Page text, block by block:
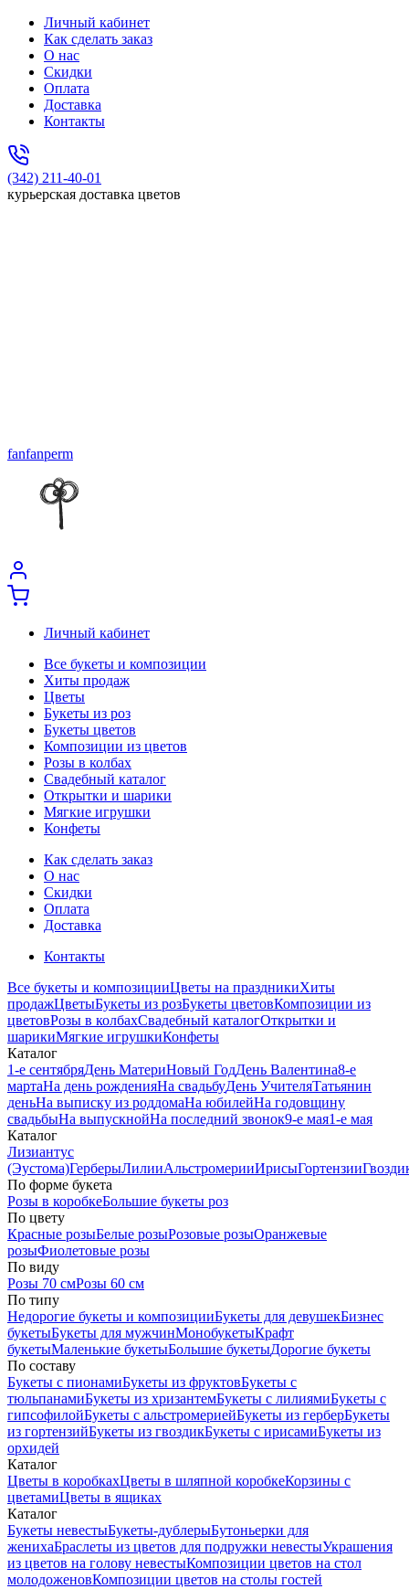
Личный кабинет
Как сделать заказ
О нас
Скидки
Оплата
Доставка
Контакты
(342) 211-40-01
курьерская доставка цветов
fanfanperm
Личный кабинет
Все букеты и композиции
Хиты продаж
Цветы
Букеты из роз
Букеты цветов
Композиции из цветов
Розы в колбах
Свадебный каталог
Открытки и шарики
Мягкие игрушки
Конфеты
Как сделать заказ
О нас
Скидки
Оплата
Доставка
Контакты
Все букеты и композицииЦветы на праздникиХиты
продажЦветыБукеты из розБукеты цветовКомпозиции из
цветовРозы в колбахСвадебный каталогОткрытки и
шарикиМягкие игрушкиКонфеты
Каталог
1-е сентябряДень МатериНовый ГодДень Валентина8-е
мартаНа день рожденияНа свадьбуДень УчителяТатьянин
деньНа выписку из роддомаНа юбилейНа годовщину
свадьбыНа выпускнойНа последний звонок9-е мая1-е мая
Каталог
Лизиантус
(Эустома)ГерберыЛилииАльстромерииИрисыГортензии
По форме букета
Розы в коробкеБольшие букеты роз
По цвету
Красные розыБелые розыРозовые розыОранжевые
розыФиолетовые розы
По виду
Розы 70 смРозы 60 см
По типу
Недорогие букеты и композицииБукеты для девушекБизнес
букетыБукеты для мужчинМонобукетыКрафт
букетыМаленькие букетыБольшие букетыДорогие букеты
По составу
Букеты с пионамиБукеты из фруктовБукеты с
тюльпанамиБукеты из хризантемБукеты с лилиямиБукеты с
гипсофилойБукеты с альстромериейБукеты из герберБукеты
из гортензийБукеты из гвоздикБукеты с ирисамиБукеты из
орхидей
Каталог
Цветы в коробкахЦветы в шляпной коробкеКорзины с
цветамиЦветы в ящиках
Каталог
Букеты невестыБукеты-дублерыБутоньерки для
женихаБраслеты из цветов для подружки невестыУкрашения
из цветов на голову невестыКомпозиции цветов на стол
молодоженовКомпозиции цветов на столы гостей